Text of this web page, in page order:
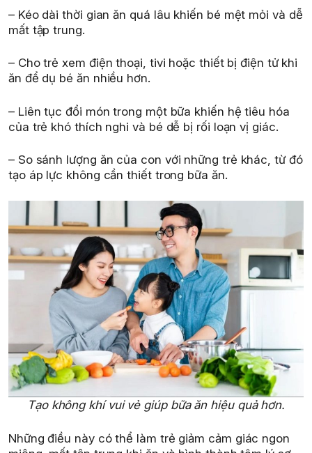
– Kéo dài thời gian ăn quá lâu khiến bé mệt mỏi và dễ
mất tập trung.
– Cho trẻ xem điện thoại, tivi hoặc thiết bị điện tử khi
ăn để dụ bé ăn nhiều hơn.
– Liên tục đổi món trong một bữa khiến hệ tiêu hóa
của trẻ khó thích nghi và bé dễ bị rối loạn vị giác.
– So sánh lượng ăn của con với những trẻ khác, từ đó
tạo áp lực không cần thiết trong bữa ăn.
Tạo không khí vui vẻ giúp bữa ăn hiệu quả hơn.
Những điều này có thể làm trẻ giảm cảm giác ngon